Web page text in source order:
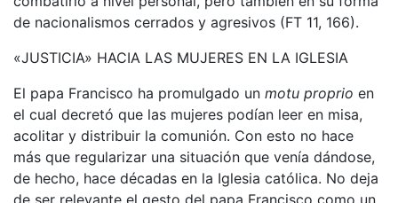
de nacionalismos cerrados y agresivos (FT 11, 166).
«JUSTICIA» HACIA LAS MUJERES EN LA IGLESIA
El papa Francisco ha promulgado un motu proprio en
el cual decretó que las mujeres podían leer en misa,
acolitar y distribuir la comunión. Con esto no hace
más que regularizar una situación que venía dándose,
de hecho, hace décadas en la Iglesia católica. No deja
de ser relevante el gesto del papa Francisco como un